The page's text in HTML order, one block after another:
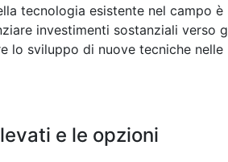
tecnologia esistente nel campo è
investimenti sostanziali verso
lo sviluppo di nuove tecniche nelle
e le opzioni